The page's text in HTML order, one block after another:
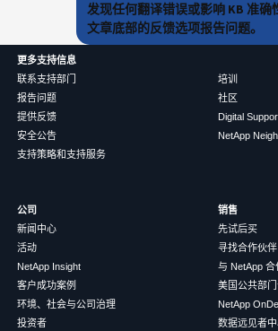
发现任何翻译错误或影响 KB 准确
文章底部的反馈选项报告问题。
更多支持信息
联系支持部门
报告问题
提供反馈
安全公告
支持策略和支持服务
培训
社区
Digital
NetApp
公司
新闻中心
活动
NetApp Insight
客户成功案例
环境、社会与公司治理
投资者
销售
先试后买
寻找合作伙伴
与 NetApp 合
美国公共部
NetApp
数据远见者